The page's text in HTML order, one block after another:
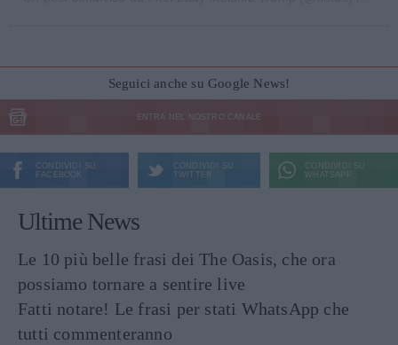
Seguici anche su Google News!
ENTRA NEL NOSTRO CANALE
CONDIVIDI SU
FACEBOOK
CONDIVIDI SU
TWITTER
CONDIVIDI SU
WHATSAPP
Ultime News
Le 10 più belle frasi dei The Oasis, che ora
possiamo tornare a sentire live
Fatti notare! Le frasi per stati WhatsApp che
tutti commenteranno